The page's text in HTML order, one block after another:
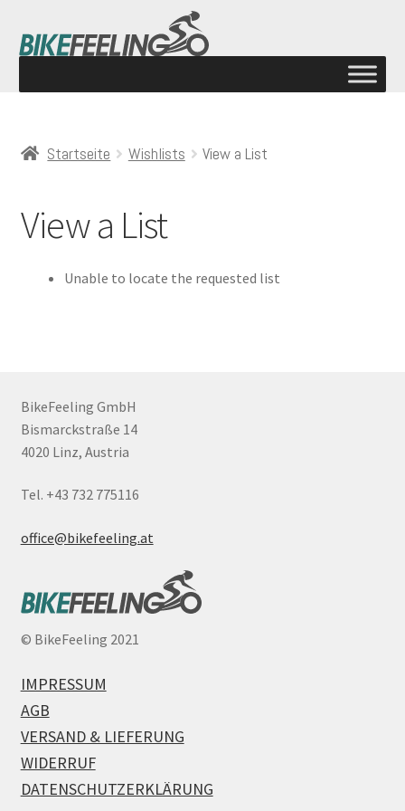
Startseite Wishlists View a List
View a List
Unable to locate the requested list
BikeFeeling GmbH
Bismarckstraße 14
4020 Linz, Austria
Tel. +43 732 775116
office@bikefeeling.at
© BikeFeeling 2021
IMPRESSUM
AGB
VERSAND & LIEFERUNG
WIDERRUF
DATENSCHUTZERKLÄRUNG